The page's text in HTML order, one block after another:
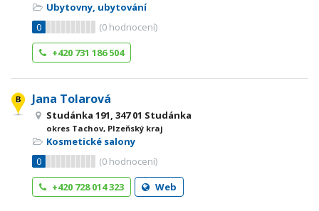
Ubytovny, ubytování
0
(0 hodnocení)
+420 731 186 504
Jana Tolarová
Studánka 191, 347 01 Studánka
okres Tachov, Plzeňský kraj
Kosmetické salony
0
(0 hodnocení)
+420 728 014 323
Web